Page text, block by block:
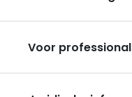
Met z’n tweeën
Kerst in Oost-Frankrijk
De Route des Vins
Voor